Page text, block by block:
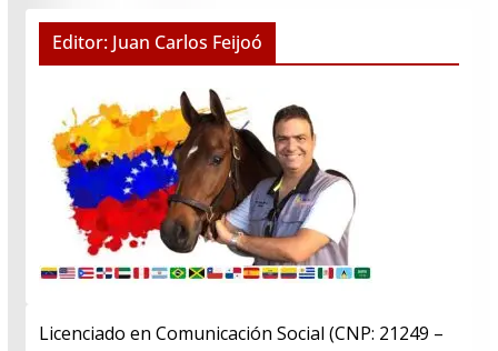
Editor: Juan Carlos Feijoó
Licenciado en Comunicación Social (CNP: 21249 –